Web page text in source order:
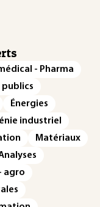
- Pharma
Énergies
industriel
Matériaux
agro